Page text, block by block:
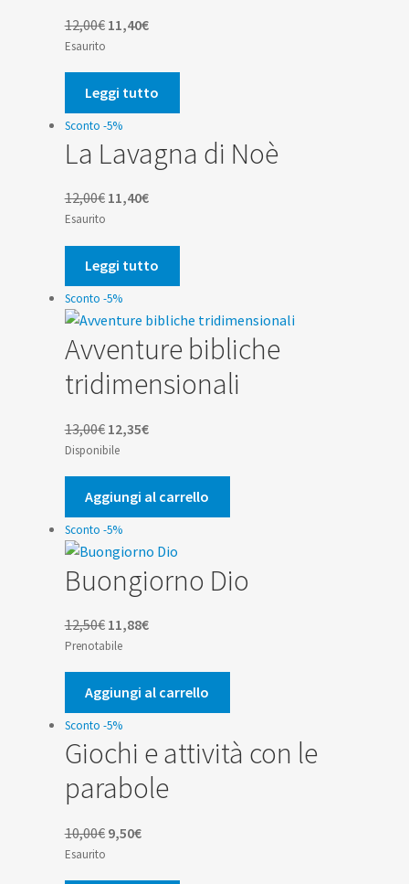
12,00€ Il
originale
era:
12,00€.
11,40€Il
attuale
è:
11,40€.
Esaurito
Leggi tutto
Sconto -5%
La Lavagna di Noè
12,00€ Il
originale
era:
12,00€.
11,40€Il
attuale
è:
11,40€.
Esaurito
Leggi tutto
Sconto -5%
Avventure bibliche
tridimensionali
13,00€ Il
prezzo
originale
era:
13,00€.
12,35€Il
attuale
è:
12,35€.
Disponibile
Aggiungi al carrello
Sconto -5%
Buongiorno Dio
12,50€ Il
prezzo
originale
era:
12,50€.
11,88€Il
attuale
è:
11,88€.
Prenotabile
Aggiungi al carrello
Sconto -5%
Giochi e attività con le
parabole
10,00€ Il
originale
9,50€Il
attuale
Esaurito